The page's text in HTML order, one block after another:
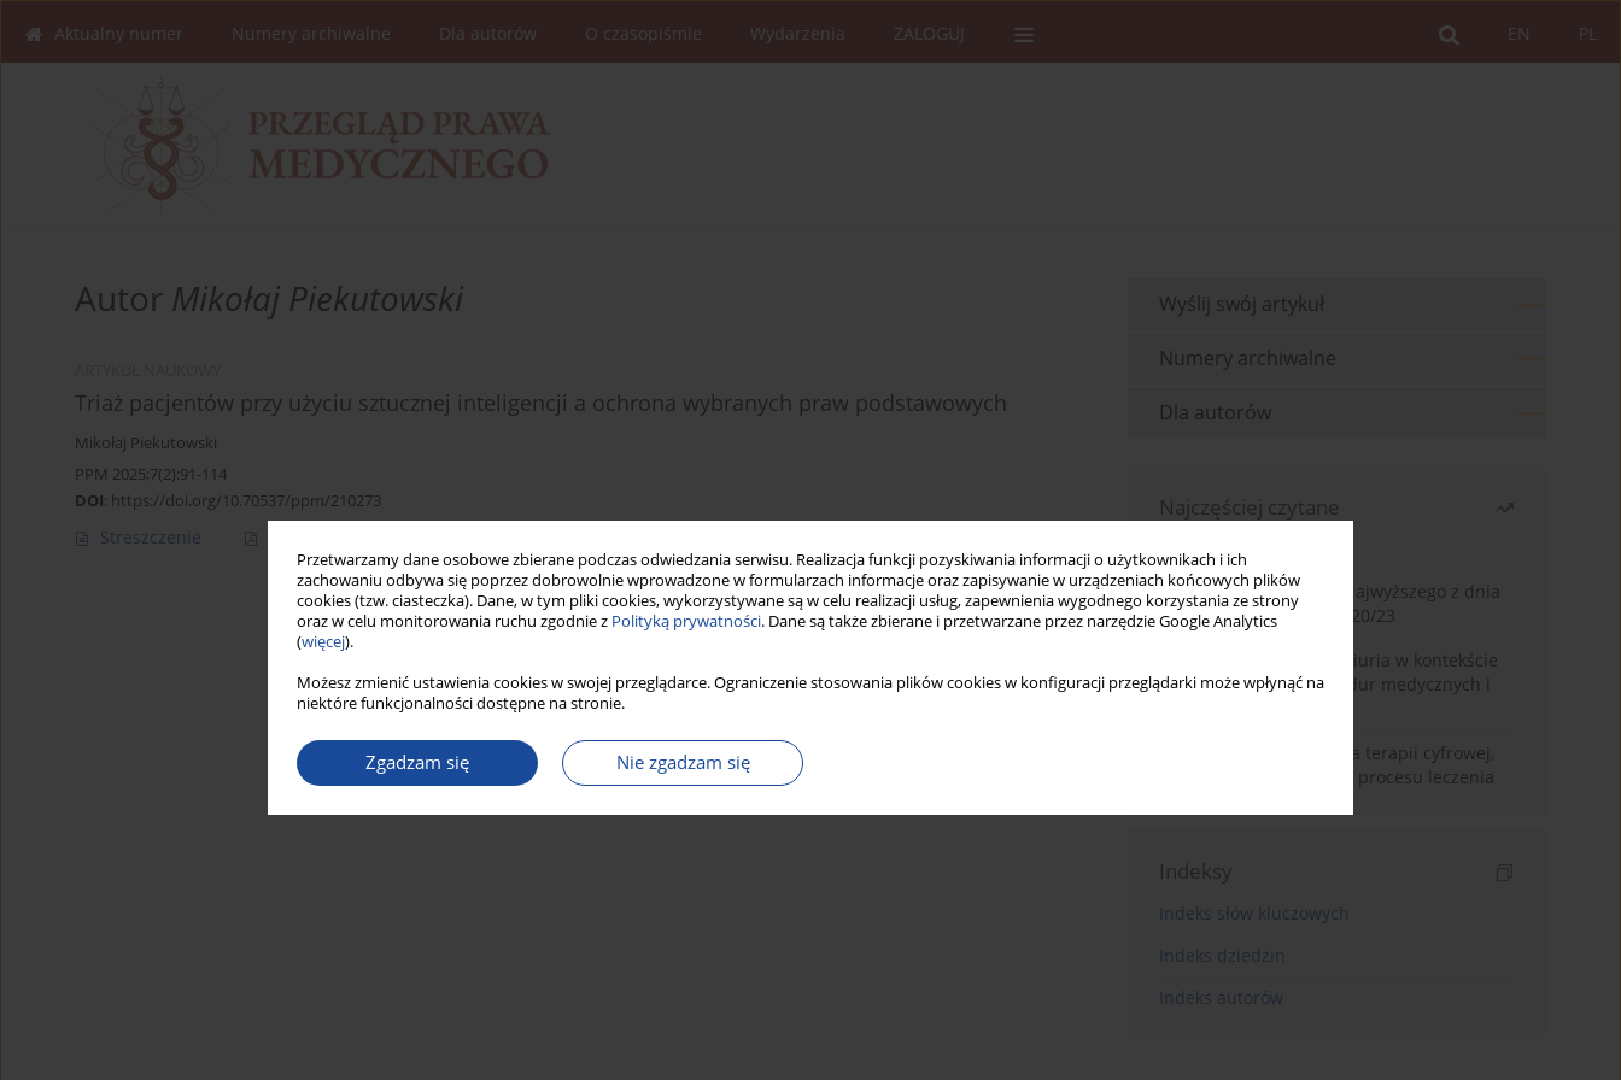
Przetwarzamy dane osobowe zbierane podczas odwiedzania serwisu. Realizacja funkcji pozyskiwania informacji o użytkownikach i ich
zachowaniu odbywa się poprzez dobrowolnie wprowadzone w formularzach informacje oraz zapisywanie w urządzeniach końcowych plików
cookies (tzw. ciasteczka). Dane, w tym pliki cookies, wykorzystywane są w celu realizacji usług, zapewnienia wygodnego korzystania ze strony
oraz w celu monitorowania ruchu zgodnie z Polityką prywatności. Dane są także zbierane i przetwarzane przez narzędzie Google Analytics
(więcej).
Możesz zmienić ustawienia cookies w swojej przeglądarce. Ograniczenie stosowania plików cookies w konfiguracji przeglądarki może wpłynąć na
niektóre funkcjonalności dostępne na stronie.
Zgadzam się Nie zgadzam się
PL
EN
Aktualny numer Numery archiwalne Dla autorów O czasopiśmie Wydarzenia ZALOGUJ
Autor Mikołaj Piekutowski
Triaż pacjentów przy użyciu sztucznej inteligencji a ochrona wybranych praw podstawowych
Mikołaj Piekutowski
PPM 2025;7(2):91-114
DOI: https://doi.org/10.70537/ppm/210273
Streszczenie
Wyślij swój artykuł
Numery archiwalne
Dla autorów
Najczęściej czytane
Miesiąc
Rok
Glosa do wyroku Sądu Najwyższego z dnia
2 lipca 2025 r., II CSKP 920/23
Zasada volenti non fit iniuria w kontekście
nieodwracalnych procedur medycznych i
Prawne ramy stosowania terapii cyfrowej,
jako subsydiarnej formy procesu leczenia
Indeksy
Indeks słów kluczowych
Indeks dziedzin
Indeks autorów